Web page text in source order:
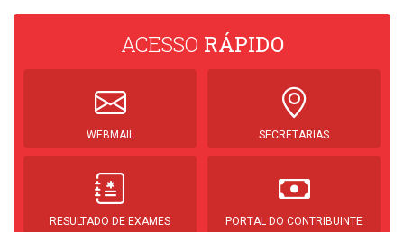
ACESSO RÁPIDO
WEBMAIL SECRETARIAS
RESULTADO DE EXAMES PORTAL DO CONTRIBUINTE